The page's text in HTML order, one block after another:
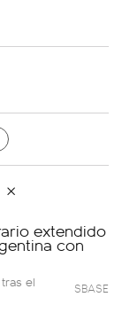
el SBASE